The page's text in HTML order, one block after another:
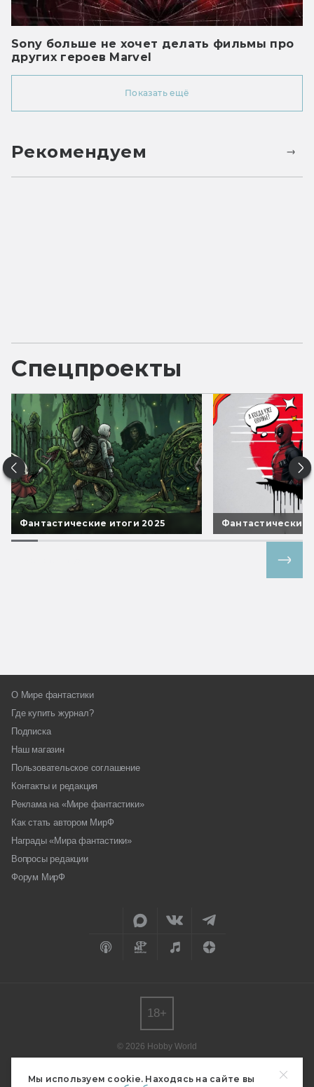
Мы используем cookie. Находясь на сайте вы
Sony больше не хочет делать фильмы про
других героев Marvel
Показать ещё
Рекомендуем
Спецпроекты
Фантастические итоги 2025 Фантастические
О Мире фантастики
Где купить журнал?
Подписка
Наш магазин
Пользовательское соглашение
Контакты и редакция
Реклама на «Мире фантастики»
Как стать автором МирФ
Награды «Мира фантастики»
Вопросы редакции
Форум МирФ
© 2026 Hobby World
редакции.
18+